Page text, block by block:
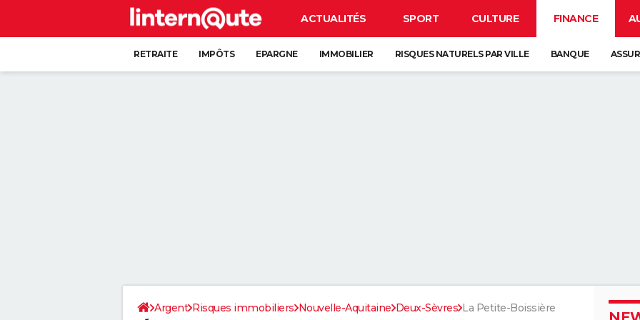
ACTUALITÉS SPORT CULTURE FINANCE
RETRAITE IMPÔTS EPARGNE IMMOBILIER RISQUES NATURELS PAR VILLE BANQUE
Argent Risques immobiliers Nouvelle-Aquitaine Deux-Sèvres La Petite-Boissière